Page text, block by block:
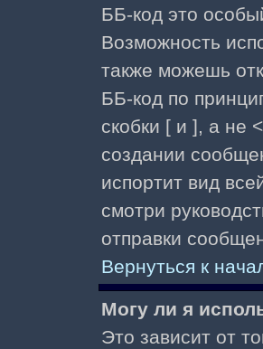
ББ-код это
Возможность
также можешь
ББ-код по
скобки [ и ], а не
создании
испортит вид
смотри
отправки
Вернуться к
Могу ли я
Это зависит от